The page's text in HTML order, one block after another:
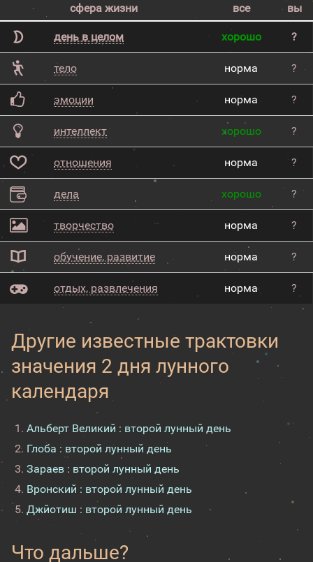
сфера жизни все вы
день в целом хорошо ?
тело норма ?
эмоции норма ?
интеллект хорошо ?
отношения норма ?
дела хорошо ?
творчество норма ?
обучение, развитие норма ?
отдых, развлечения норма ?
Другие известные трактовки
значения 2 дня лунного
календаря
Альберт Великий : второй лунный день
Глоба : второй лунный день
Зараев : второй лунный день
Вронский : второй лунный день
Джйотиш : второй лунный день
Что дальше?